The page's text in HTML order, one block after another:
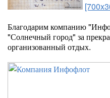
Благодарим компанию
"Солнечный город" за
организованный отдых.